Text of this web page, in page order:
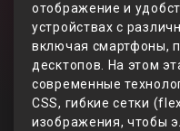
отображение и
устройствах с
включая смартфоны,
десктопов. На этом
современные
CSS, гибкие сетки
изображения, чтобы